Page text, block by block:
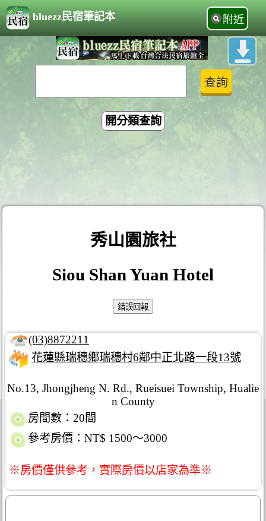
bluezz民宿筆記本 附近
開分類查詢
秀山園旅社
Siou Shan Yuan Hotel
(03)8872211
花蓮縣瑞穗鄉瑞穗村6鄰中正北路一段13號
No.13, Jhongjheng N. Rd., Rueisuei Township, Hualie
n County
房間數：20間
參考房價：NT$ 1500～3000
※房價僅供參考，實際房價以店家為準※